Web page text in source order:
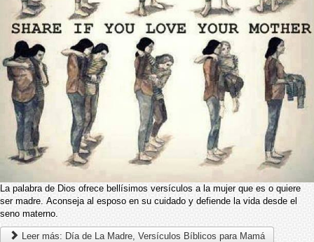
La palabra de Dios ofrece bellísimos versículos a la mujer que es o quiere
ser madre. Aconseja al esposo en su cuidado y defiende la vida desde el
seno materno.
Leer más: Día de La Madre, Versículos Bíblicos para Mamá